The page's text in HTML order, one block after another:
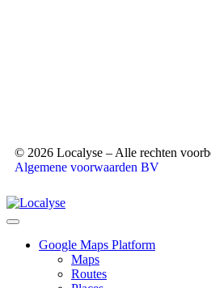
© 2026 Localyse – Alle rechten
Algemene voorwaarden BV
Google Maps Platform
Maps
Routes